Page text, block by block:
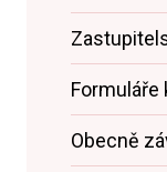
Formuláře
Obecně